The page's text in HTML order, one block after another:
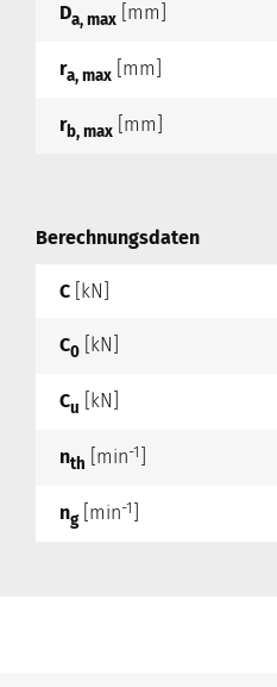
Da, max [mm]
ra, max [mm]
rb, max [mm]
Berechnungsdaten
C [kN]
C0 [kN]
Cu [kN]
nth [min-1
ng[min-1